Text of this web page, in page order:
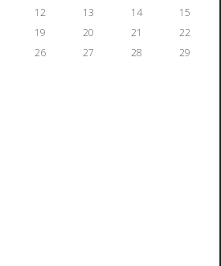
12 13 14
15
19 20 21
22
26 27 28
29